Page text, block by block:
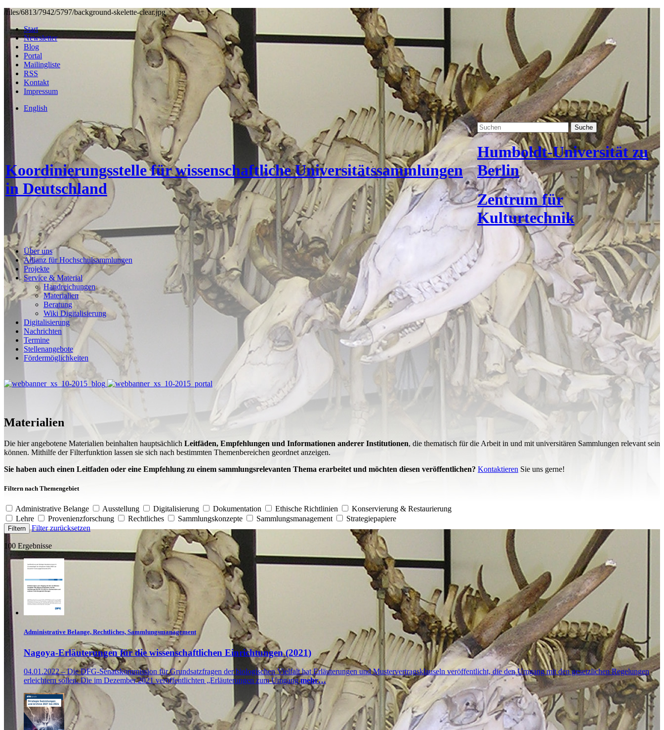
/files/6813/7942/5797/background-skelette-clear.jpg
Start
Newsletter
Blog
Portal
Mailingliste
RSS
Kontakt
Impressum
English
Koordinierungsstelle für wissenschaftliche Universitätssammlungen
in Deutschland
Suche
Humboldt-Universität zu
Berlin
Zentrum für
Kulturtechnik
Über uns
Allianz für Hochschulsammlungen
Projekte
Service & Material
Handreichungen
Materialien
Beratung
Wiki Digitalisierung
Digitalisierung
Nachrichten
Termine
Stellenangebote
Fördermöglichkeiten
Materialien
Die hier angebotene Materialien beinhalten hauptsächlich Leitfäden, Empfehlungen und Informationen anderer Institutionen, die thematisch für die Arbeit in und mit universitären Sammlungen relevant sein
können. Mithilfe der Filterfunktion lassen sie sich nach bestimmten Themenbereichen geordnet anzeigen.
Sie haben auch einen Leitfaden oder eine Empfehlung zu einem sammlungsrelevanten Thema erarbeitet und möchten diesen veröffentlichen? Kontaktieren Sie uns gerne!
Filtern nach Themengebiet
Administrative Belange Ausstellung Digitalisierung Dokumentation Ethische Richtlinien
Konservierung & Restaurierung
Lehre
Provenienzforschung Rechtliches Sammlungskonzepte Sammlungsmanagement Strategiepapiere
Filtern Filter zurücksetzen
100 Ergebnisse
Administrative Belange, Rechtliches, Sammlungsmanagement
Nagoya-Erläuterungen für die wissenschaftlichen Einrichtungen (2021)
04.01.2022 – Die DFG-Senatskommission für Grundsatzfragen der biologischen Vielfalt hat Erläuterungen und Mustervertragsklauseln veröffentlicht, die den Umgang mit den gesetzlichen Regelungen
erleichtern sollen. Die im Dezember 2021 veröffentlichten „Erläuterungen zum Umgangmehr…